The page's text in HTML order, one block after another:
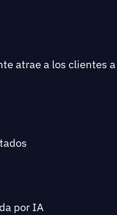
atrae a los clientes
por IA